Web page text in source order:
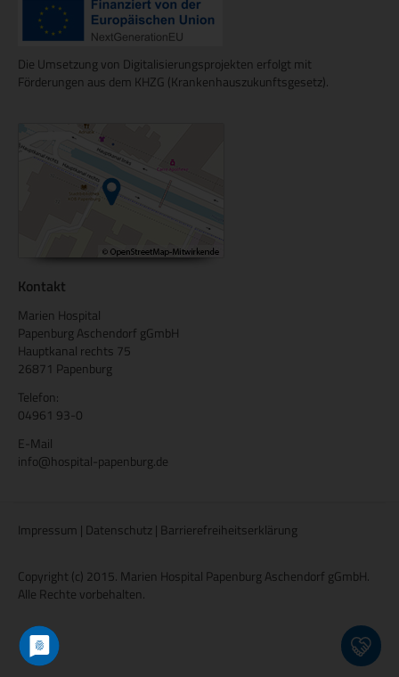
Die Umsetzung von Digitalisierungsprojekten erfolgt mit
Förderungen aus dem KHZG (Krankenhauszukunftsgesetz).
Kontakt
Marien Hospital
Papenburg Aschendorf gGmbH
Hauptkanal rechts 75
26871 Papenburg
Telefon:
04961 93-0
E-Mail
info@hospital-papenburg.de
Impressum | Datenschutz| Barrierefreiheitserklärung
Copyright (c) 2015. Marien Hospital Papenburg Aschendorf gGmbH.
Alle Rechte vorbehalten.